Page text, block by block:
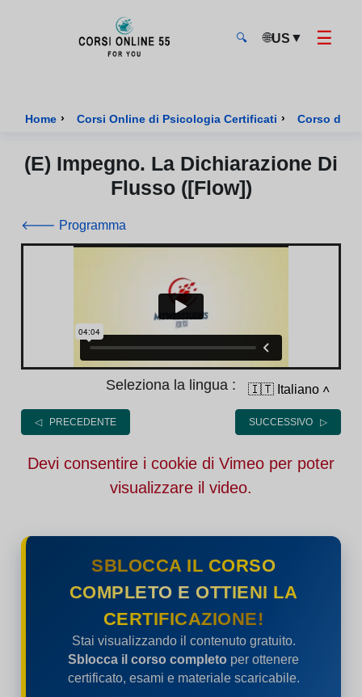
🔍 🌐US ▼ ☰
Home › Corsi Online di Psicologia Certificati › Corso di
(E) Impegno. La Dichiarazione Di
Flusso ([flow])
🡐 Programma
Seleziona la lingua : 🇮🇹 Italiano ˄
◁ PRECEDENTE SUCCESSIVO ▷
Devi consentire i cookie di Vimeo per poter
visualizzare il video.
SBLOCCA IL CORSO
COMPLETO E OTTIENI LA
CERTIFICAZIONE!
Stai visualizzando il contenuto gratuito.
Sblocca il corso completo per ottenere
certificato, esami e materiale scaricabile.